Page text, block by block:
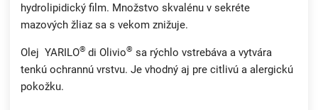
hydrolipidický film. Množstvo skvalénu v sekréte
mazových žliaz sa s vekom znižuje.
Olej YARILO® di Olivio® sa rýchlo vstrebáva a vytvára
tenkú ochrannú vrstvu. Je vhodný aj pre citlivú a alergickú
pokožku.